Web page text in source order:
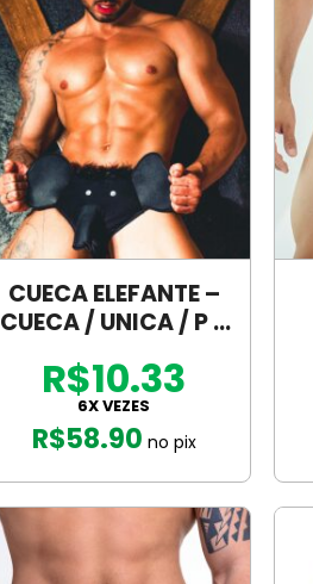
CUECA ELEFANTE –
CUECA / UNICA / P –
R$58.90 no pix
R$10.33
6X VEZES